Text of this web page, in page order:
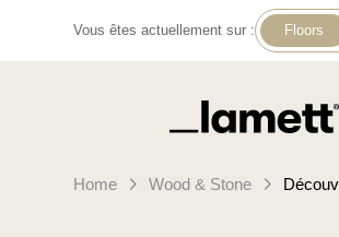
Vous êtes actuellement sur : Floors
Retour à la page d'accueil
Home Wood & Stone